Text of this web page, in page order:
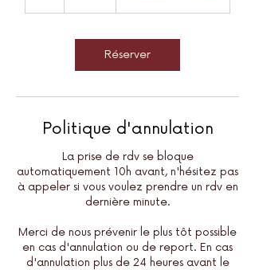
Réserver
Politique d'annulation
La prise de rdv se bloque
automatiquement 10h avant, n'hésitez pas
à appeler si vous voulez prendre un rdv en
dernière minute.
Merci de nous prévenir le plus tôt possible
en cas d'annulation ou de report. En cas
d'annulation plus de 24 heures avant le